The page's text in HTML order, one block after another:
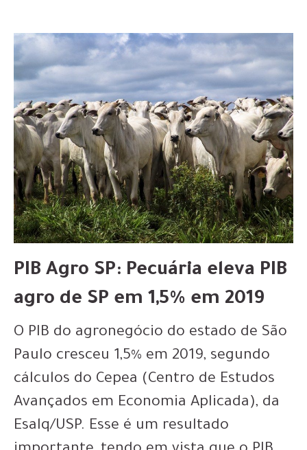
PIB Agro SP: Pecuária eleva PIB
agro de SP em 1,5% em 2019
O PIB do agronegócio do estado de São
Paulo cresceu 1,5% em 2019, segundo
cálculos do Cepea (Centro de Estudos
Avançados em Economia Aplicada), da
Esalq/USP. Esse é um resultado